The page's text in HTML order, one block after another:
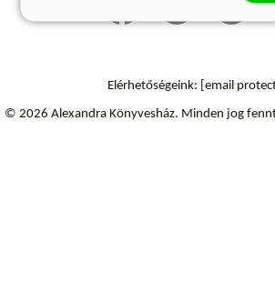
Elérhetőségeink: [email
© 2026 Alexandra Könyvesház. Minden jog